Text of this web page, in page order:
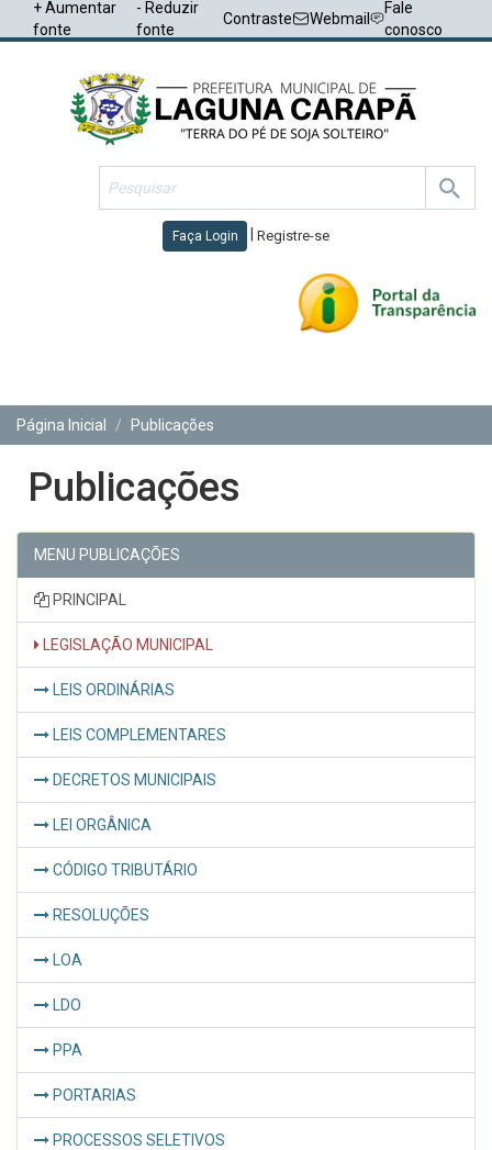
+ Aumentar
fonte
- Reduzir
fonte
Contraste Webmail
Fale
conosco
Faça Login Registre-se
Página Inicial
Publicações
Publicações
MENU PUBLICAÇÕES
PRINCIPAL
LEGISLAÇÃO MUNICIPAL
LEIS ORDINÁRIAS
LEIS COMPLEMENTARES
DECRETOS MUNICIPAIS
LEI ORGÂNICA
CÓDIGO TRIBUTÁRIO
RESOLUÇÕES
LOA
LDO
PPA
PORTARIAS
PROCESSOS SELETIVOS